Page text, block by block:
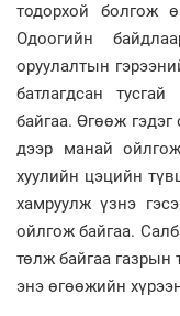
тодорхой болгож
Одоогийн
оруулалтын
батлагдсан
байгаа. Өгөөж
дээр манай
хуулийн цэцийн
хамруулж үзнэ
ойлгож байгаа.
төлж байгаа газрын
энэ өгөөжийн